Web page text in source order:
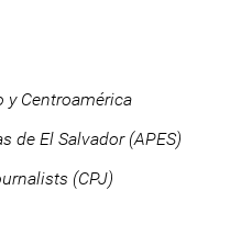
y Centroamérica
de El Salvador (APES)
(CPJ)